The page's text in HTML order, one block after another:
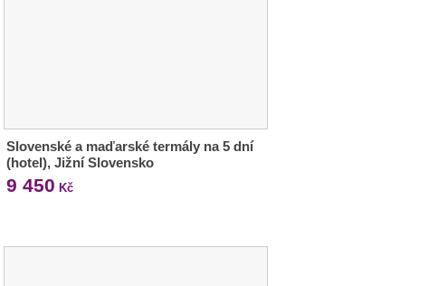
Slovenské a maďarské termály na 5 dní
(hotel), Jižní Slovensko
9 450 Kč